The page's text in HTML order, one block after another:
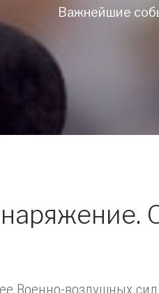
Важнейшие
Военно-воздушных